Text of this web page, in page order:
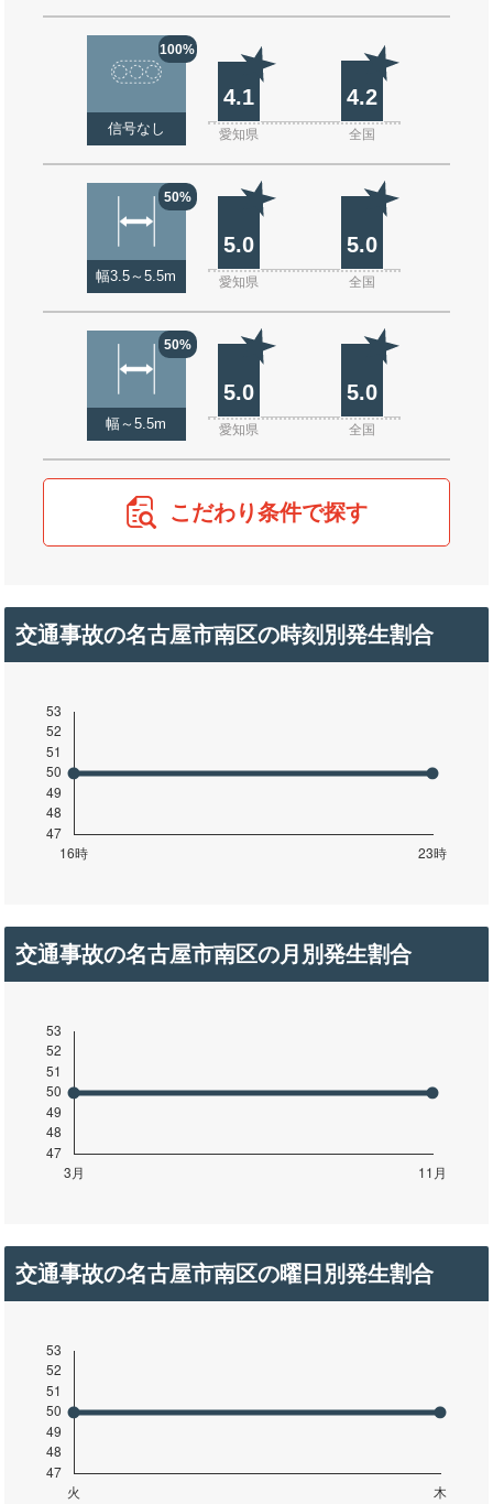
100%
信号なし
4.1 4.2
愛知県 全国
50%
幅3.5～5.5m
5.0 5.0
愛知県 全国
50%
幅～5.5m
5.0 5.0
愛知県 全国
こだわり条件で探す
交通事故の名古屋市南区の時刻別発生割合
交通事故の名古屋市南区の月別発生割合
交通事故の名古屋市南区の曜日別発生割合